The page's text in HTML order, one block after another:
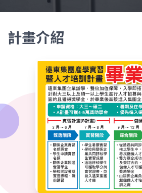
計畫介紹